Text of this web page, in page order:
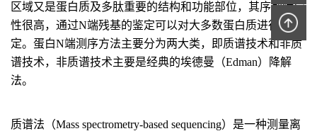
区域又是蛋白质及多肽重要的结构和功能部位，其序列特异
性很高，通过N端残基的鉴定可以对大多数蛋白质进行鉴
定。蛋白N端测序方法主要分为两大类，即质谱技术和非质
谱技术，非质谱技术主要是经典的埃德曼（Edman）降解
法。
质谱法（Mass spectrometry-based sequencing）是一种测量离